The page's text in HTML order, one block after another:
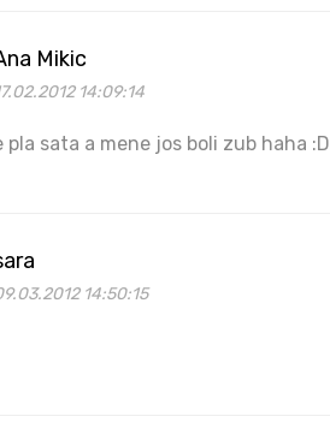
Mikic
14:09:14
pla sata a mene jos boli zub haha :D
14:50:15